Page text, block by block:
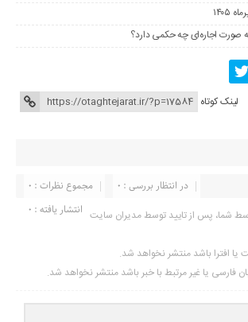
صورت اجاره‌ای چه حکمی دارد؟
لینک کوتاه
مجموع نظرات : 0
در انتظار بررسی : 0
انتشار یافته : 0 شما، پس از تایید توسط مدیران سایت
یا افترا باشد منتشر نخواهد شد.
فارسی یا غیر مرتبط با خبر باشد منتشر نخواهد شد.